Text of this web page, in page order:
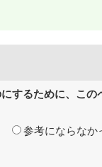
するために、こ
参考にならなか